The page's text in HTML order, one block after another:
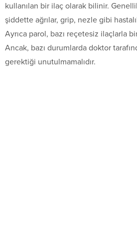
kullanılan bir ilaç olarak bilinir.
şiddette ağrılar, grip, nezle gibi
Ayrıca parol, bazı reçetesiz ilaçlarla
Ancak, bazı durumlarda doktor
gerektiği unutulmamalıdır.